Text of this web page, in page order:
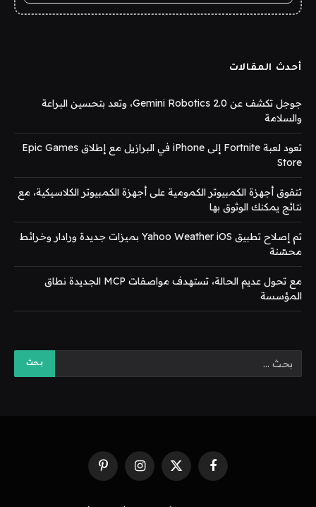
أحدث المقالات
جوجل تكشف عن Gemini Robotics 2.0، وتعد بتحسين البراعة
والسلامة
تعود لعبة Fortnite إلى iPhone في البرازيل مع إطلاق Epic Games
Store
تتفوق أجهزة الكمبيوتر الكمومية على أجهزة الكمبيوتر الكلاسيكية، مع
نتائج يمكنك الوثوق بها
تم إصلاح تطبيق Yahoo Weather iOS بميزات جديدة ورادار وخرائط
محسّنة
مع تحول عديم الحالة، تستهدف مواصفات MCP الجديدة نطاق
المؤسسة
فيسبوك X
(Twitter)
الانستغرامبينتيريست